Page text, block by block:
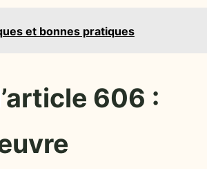
et bonnes pratiques
606 :